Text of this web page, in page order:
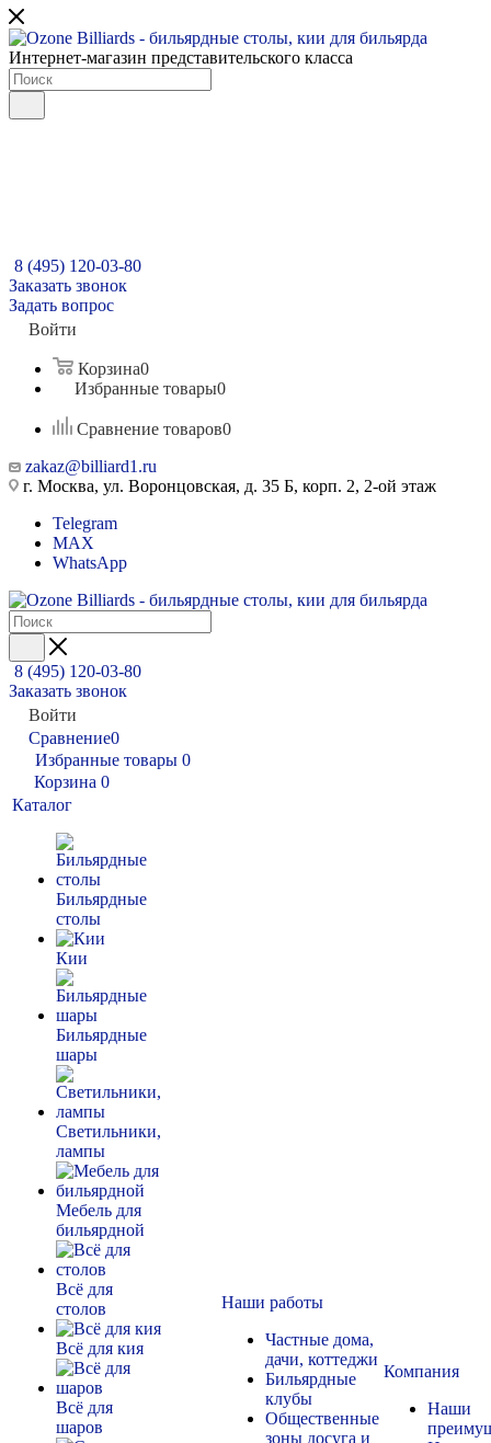
Интернет-магазин представительского класса
8 (495) 120-03-80
Заказать звонок
Задать вопрос
Войти
Корзина0
Избранные товары0
Сравнение товаров0
zakaz@billiard1.ru
г. Москва, ул. Воронцовская, д. 35 Б, корп. 2, 2-ой этаж
Telegram
MAX
WhatsApp
8 (495) 120-03-80
Заказать звонок
Войти
Сравнение0
Избранные товары 0
Корзина 0
Каталог
Бильярдные
столы
Кии
Бильярдные
шары
Светильники,
лампы
Мебель для
бильярдной
Всё для
столов
Всё для кия
Всё для
шаров
Наши работы
Частные дома,
дачи, коттеджи
Бильярдные
клубы
Общественные
зоны досуга и
Компания
Наши